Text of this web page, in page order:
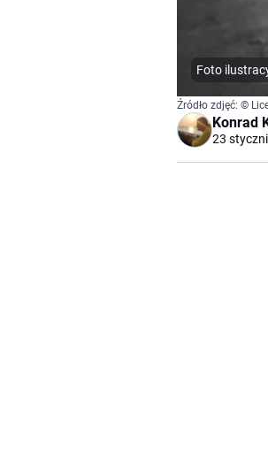
Foto
Źródło zdjęć: ©
Konrad
23